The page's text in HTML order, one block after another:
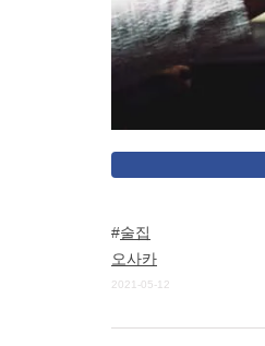
술집
오사카
2021-05-12